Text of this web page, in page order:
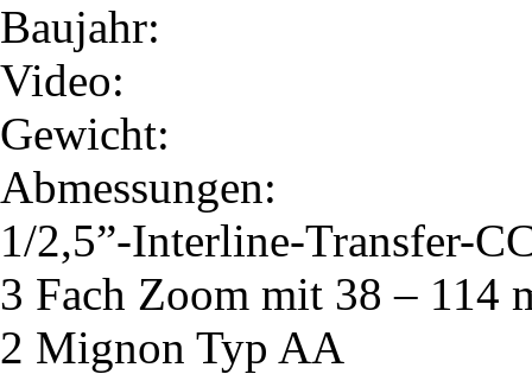
Baujahr:
Video:
Gewicht:
Abmessungen:
1/2,5”-Interline-Transfer-
3 Fach Zoom mit 38 – 114
2 Mignon Typ AA